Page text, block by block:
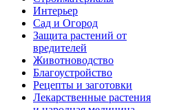
Интерьер
Сад и Огород
Защита растений от
вредителей
Животноводство
Благоустройство
Рецепты и заготовки
Лекарственные растения